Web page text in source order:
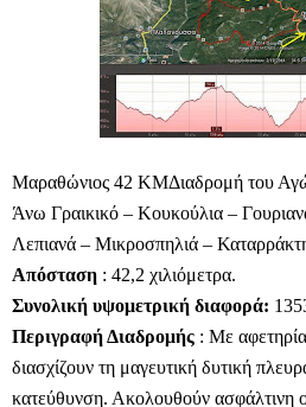
Μαραθώνιος 42 ΚΜΔιαδρομή του
Άνω Γραικικό – Κουκούλια –
Λεπιανά – Μικροσπηλιά –
Απόσταση : 42,2 χιλιόμετρα.
Συνολική υψομετρική διαφορά:
Περιγραφή Διαδρομής : Με
διασχίζουν τη μαγευτική δυτική
κατεύθυνση. Ακολουθούν ασφάλτινη